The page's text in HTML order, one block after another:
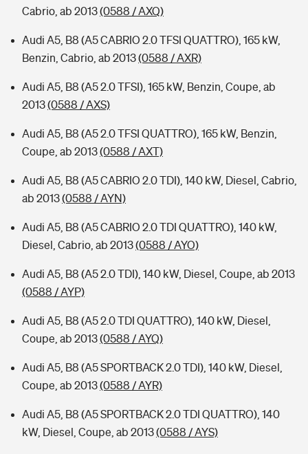
Cabrio, ab 2013(0588 / AXQ)
Audi A5, B8 (A5 CABRIO 2.0 TFSI QUATTRO), 165 kW,
Benzin, Cabrio, ab 2013(0588 / AXR)
Audi A5, B8 (A5 2.0 TFSI), 165 kW, Benzin, Coupe, ab
2013(0588 / AXS)
Audi A5, B8 (A5 2.0 TFSI QUATTRO), 165 kW, Benzin,
Coupe, ab 2013(0588 / AXT)
Audi A5, B8 (A5 CABRIO 2.0 TDI), 140 kW, Diesel, Cabrio,
ab 2013(0588 / AYN)
Audi A5, B8 (A5 CABRIO 2.0 TDI QUATTRO), 140 kW,
Diesel, Cabrio, ab 2013(0588 / AYO)
Audi A5, B8 (A5 2.0 TDI), 140 kW, Diesel, Coupe, ab 2013
(0588 / AYP)
Audi A5, B8 (A5 2.0 TDI QUATTRO), 140 kW, Diesel,
Coupe, ab 2013(0588 / AYQ)
Audi A5, B8 (A5 SPORTBACK 2.0 TDI), 140 kW, Diesel,
Coupe, ab 2013(0588 / AYR)
Audi A5, B8 (A5 SPORTBACK 2.0 TDI QUATTRO), 140
kW, Diesel, Coupe, ab 2013(0588 / AYS)